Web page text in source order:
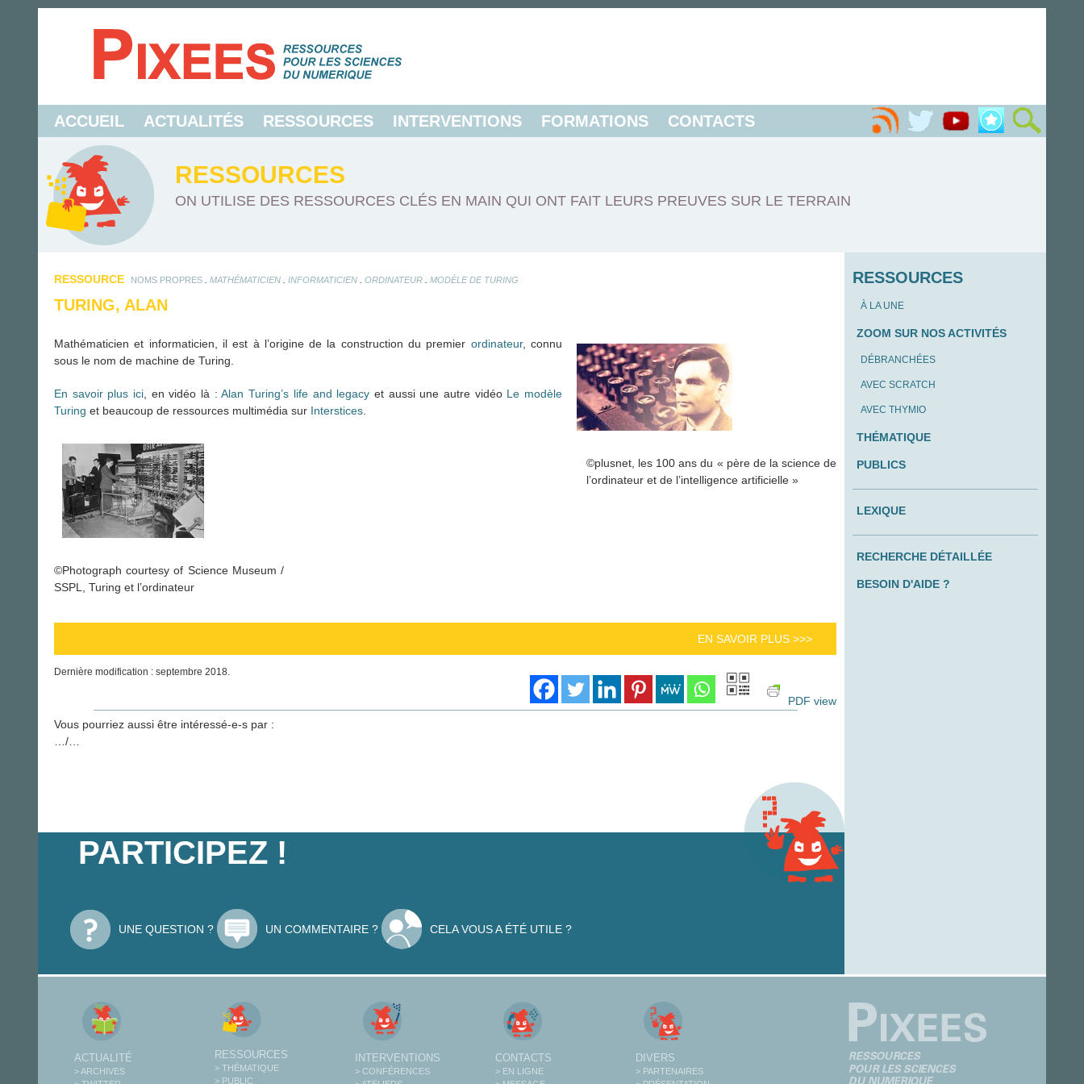
ACCUEIL ACTUALITÉS RESSOURCES INTERVENTIONS FORMATIONS CONTACTS
RESSOURCES
ON UTILISE DES RESSOURCES CLÉS EN MAIN QUI ONT FAIT LEURS PREUVES SUR LE TERRAIN
RESSOURCE NOMS PROPRES MATHÉMATICIEN INFORMATICIEN ORDINATEUR MODÈLE DE TURING
TURING, ALAN
©plusnet, les 100 ans du « père de la science de
l’ordinateur et de l’intelligence artificielle »
Mathématicien et informaticien, il est à l’origine de la construction du premier ordinateur, connu
sous le nom de machine de Turing.
En savoir plus ici , en vidéo là :Alan Turing’s life and legacy et aussi une autre vidéo Le modèle
Turing et beaucoup de ressources multimédia sur Interstices
©Photograph courtesy of Science Museum /
SSPL, Turing et l’ordinateur
EN SAVOIR PLUS >>>
Dernière modification : septembre 2018.
PDF view
Vous pourriez aussi être intéressé-e-s par :
…/…
PARTICIPEZ !
UNE QUESTION ? UN COMMENTAIRE ? CELA VOUS A ÉTÉ UTILE ?
RESSOURCES
À LA UNE
ZOOM SUR NOS ACTIVITÉS
DÉBRANCHÉES
AVEC SCRATCH
AVEC THYMIO
THÉMATIQUE
PUBLICS
LEXIQUE
RECHERCHE DÉTAILLÉE
BESOIN D'AIDE ?
ACTUALITÉ
> ARCHIVES
RESSOURCES
> THÉMATIQUE
> PUBLIC
INTERVENTIONS
> CONFÉRENCES
CONTACTS
> EN LIGNE
DIVERS
> PARTENAIRES